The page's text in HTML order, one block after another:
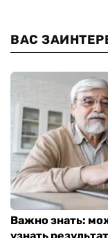
ВАС
Важно знать: